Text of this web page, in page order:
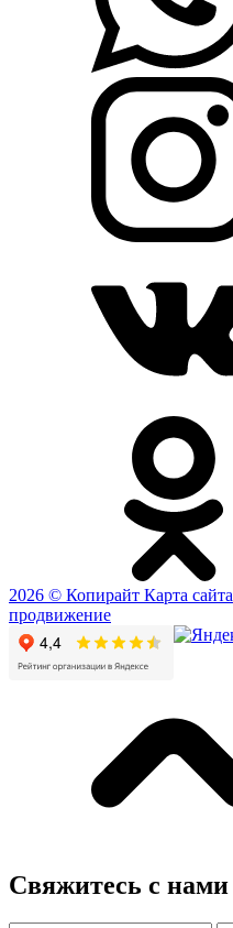
2026 © Копирайт Карта сайта
продвижение
Свяжитесь с нами